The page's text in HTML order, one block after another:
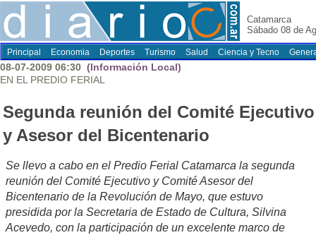
Catamarca
Sábado 08 de
Principal Economia Deportes Turismo Salud Ciencia y Tecno
08-07-2009 06:30 (Información Local)
EN EL PREDIO FERIAL
Segunda reunión del Comité Ejecutivo
y Asesor del Bicentenario
Se llevo a cabo en el Predio Ferial Catamarca la segunda
reunión del Comité Ejecutivo y Comité Asesor del
Bicentenario de la Revolución de Mayo, que estuvo
presidida por la Secretaria de Estado de Cultura, Silvina
Acevedo, con la participación de un excelente marco de